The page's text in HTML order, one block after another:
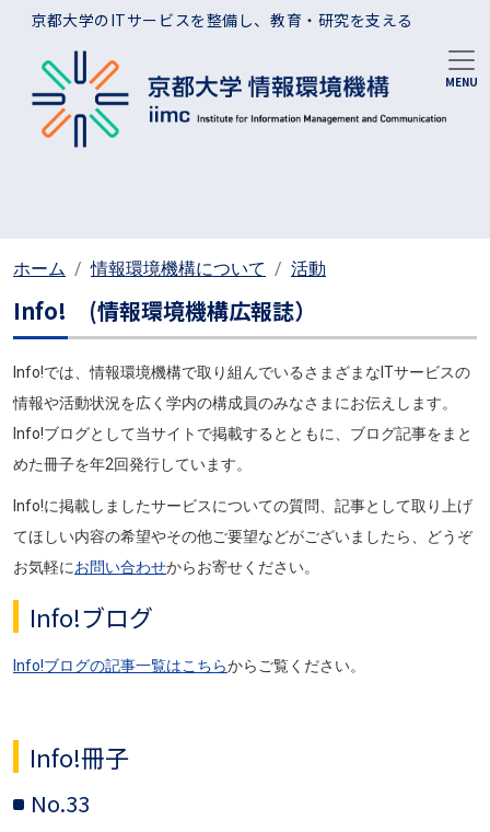
メインコンテンツに移動
京都大学のITサービスを整備し、教育・研究を支える
ホーム 情報環境機構について 活動
Info! (情報環境機構広報誌）
Info!では、情報環境機構で取り組んでいるさまざまなITサービスの
情報や活動状況を広く学内の構成員のみなさまにお伝えします。
Info!ブログとして当サイトで掲載するとともに、ブログ記事をまと
めた冊子を年2回発行しています。
Info!に掲載しましたサービスについての質問、記事として取り上げ
てほしい内容の希望やその他ご要望などがございましたら、どうぞ
お気軽にお問い合わせからお寄せください。
Info!ブログ
Info!ブログの記事一覧はこちらからご覧ください。
Info!冊子
No.33